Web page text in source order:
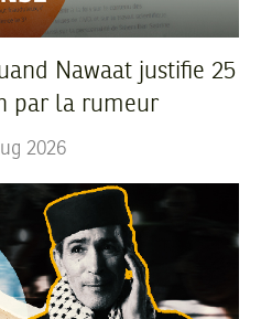
Nawaat justifie 25
par la rumeur
2026